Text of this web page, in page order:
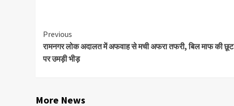
Continue
Reading
Previous
रामनगर लोक अदालत में अफवाह से मची अफरा तफरी, बिल माफ की छूट
पर उमड़ी भीड़
More News